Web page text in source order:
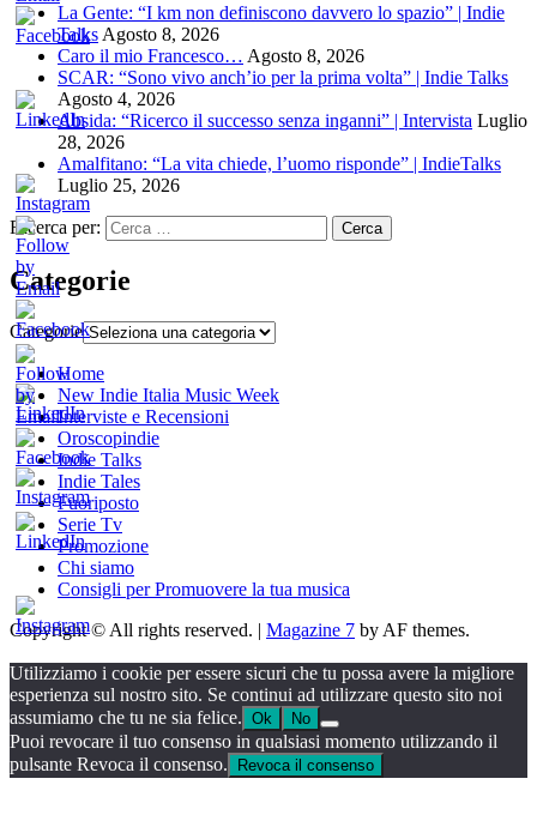
La Gente: “I km non definiscono davvero lo spazio” | Indie
Talks Agosto 8, 2026
Caro il mio Francesco… Agosto 8, 2026
SCAR: “Sono vivo anch’io per la prima volta” | Indie Talks
Agosto 4, 2026
Absida: “Ricerco il successo senza inganni” | Intervista Luglio
28, 2026
Amalfitano: “La vita chiede, l’uomo risponde” | IndieTalks
Luglio 25, 2026
Ricerca per:
Categorie
Categorie
Home
New Indie Italia Music Week
Interviste e Recensioni
Oroscopindie
Indie Talks
Indie Tales
Fuoriposto
Serie Tv
Promozione
Chi siamo
Consigli per Promuovere la tua musica
Copyright © All rights reserved. | Magazine 7 by AF themes.
Utilizziamo i cookie per essere sicuri che tu possa avere la migliore
esperienza sul nostro sito. Se continui ad utilizzare questo sito noi
assumiamo che tu ne sia felice. Ok No
Puoi revocare il tuo consenso in qualsiasi momento utilizzando il
pulsante Revoca il consenso.
Revoca il consenso